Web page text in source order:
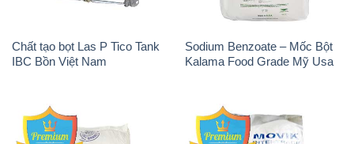
Chất tạo bọt Las P Tico Tank
IBC Bồn Việt Nam
Sodium Benzoate – Mốc Bột
Kalama Food Grade Mỹ Usa